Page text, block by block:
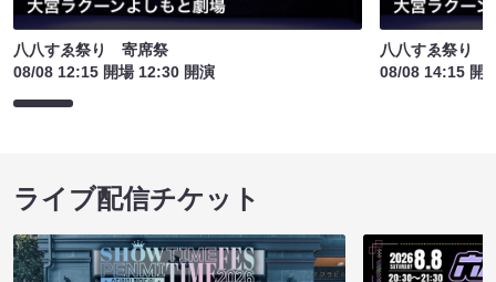
八八すゑ祭り 寄席祭
08/08 12:15 開場 12:30 開演
八八すゑ祭り
08/08 14:15 開
ライブ配信チケット